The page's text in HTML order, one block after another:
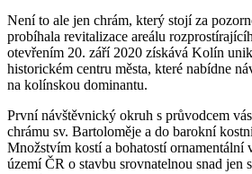
Není to ale jen chrám, který stojí za
probíhala revitalizace areálu
otevřením 20. září 2020 získává Kolín
historickém centru města, které nabídne
na kolínskou dominantu.
První návštěvnický okruh s průvodcem
chrámu sv. Bartoloměje a do barokní
Množstvím kostí a bohatostí ornamentální
území ČR o stavbu srovnatelnou snad jen